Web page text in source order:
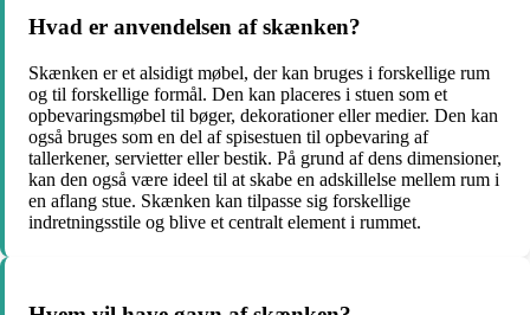
Hvad er anvendelsen af skænken?
Skænken er et alsidigt møbel, der kan bruges i forskellige rum
og til forskellige formål. Den kan placeres i stuen som et
opbevaringsmøbel til bøger, dekorationer eller medier. Den kan
også bruges som en del af spisestuen til opbevaring af
tallerkener, servietter eller bestik. På grund af dens dimensioner,
kan den også være ideel til at skabe en adskillelse mellem rum i
en aflang stue. Skænken kan tilpasse sig forskellige
indretningsstile og blive et centralt element i rummet.